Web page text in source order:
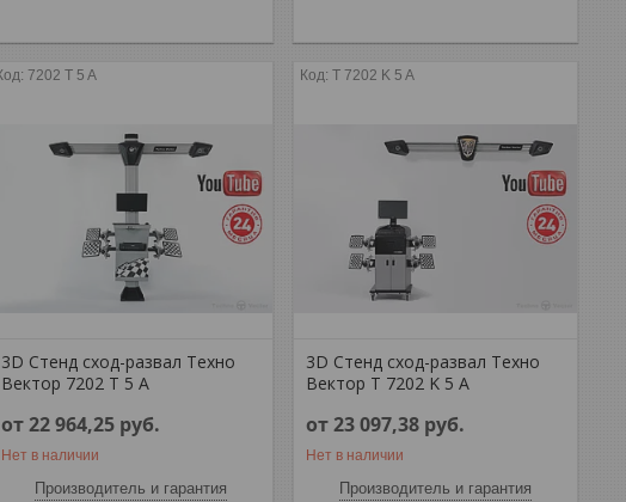
7202 T 5 A
3D Стенд сход-развал Техно
Вектор 7202 T 5 A
от 22 964,25 руб.
Нет в наличии
Производитель и гарантия
T 7202 K 5 A
3D Стенд сход-развал Техно
Вектор T 7202 K 5 A
от 23 097,38 руб.
Нет в наличии
Производитель и гарантия